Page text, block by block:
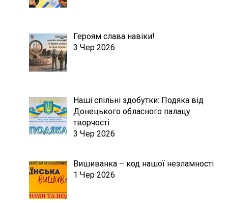
Героям слава навіки!
3 Чер 2026
Наші спільні здобутки: Подяка від
Донецького обласного палацу
творчості
3 Чер 2026
Вишиванка – код нашої незламності
1 Чер 2026